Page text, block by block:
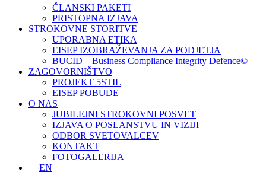
ČLANSKI PAKETI
PRISTOPNA IZJAVA
STROKOVNE STORITVE
UPORABNA ETIKA
EISEP IZOBRAŽEVANJA ZA PODJETJA
BUCID – Business Compliance Integrity Defence©
ZAGOVORNIŠTVO
PROJEKT 5STIL
EISEP POBUDE
O NAS
JUBILEJNI STROKOVNI POSVET
IZJAVA O POSLANSTVU IN VIZIJI
ODBOR SVETOVALCEV
KONTAKT
FOTOGALERIJA
EN